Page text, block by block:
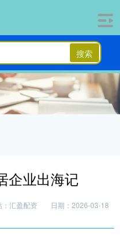
搜索
企业出海记
：汇盈配资
日期：2026-03-18